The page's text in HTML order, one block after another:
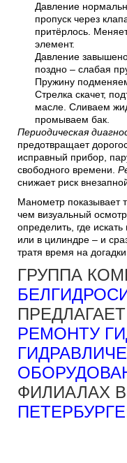
Давление
пропуск через
притёрлось.
элемент.
Давление
поздно – слабая
Пружину
Стрелка скачет,
масле. Сливаем
промываем бак.
Периодическая
предотвращает
исправный прибор,
свободного времени.
снижает риск
Манометр показывает
чем визуальный
определить, где
или в цилиндре – и
тратя время на
ГРУППА
ПРЕДЛАГАЕТ
РЕМОНТУ
ФИЛИАЛАХ В
ПЕТЕРБУРГЕ